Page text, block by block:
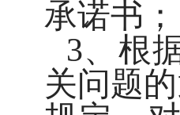
承诺书；
3、根
关问题